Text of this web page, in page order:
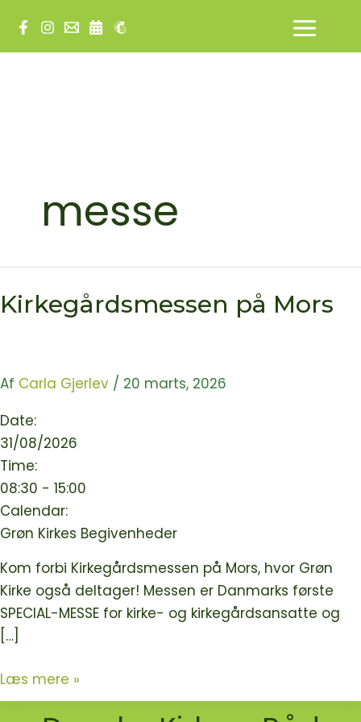
indholdet
messe
Kirkegårdsmessen på Mors
Af Carla Gjerlev / 20 marts, 2026
Date:
31/08/2026
Time:
08:30 - 15:00
Calendar:
Grøn Kirkes Begivenheder
Kom forbi Kirkegårdsmessen på Mors, hvor Grøn
Kirke også deltager! Messen er Danmarks første
SPECIAL-MESSE for kirke- og kirkegårdsansatte og
[…]
Kirkegårdsmessen
på
Læs mere »